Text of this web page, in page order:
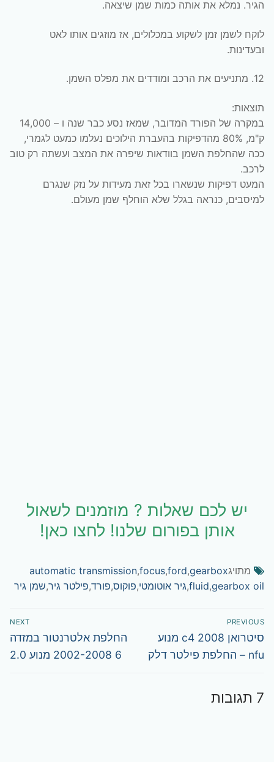
הגיר. נמלא את אותה כמות שמן שיצאה.
לוקח לשמן זמן לשקוע במכלולים, אז מוזגים אותו לאט
ובעדינות.
12. מתניעים את הרכב ומודדים את מפלס השמן.
תוצאות:
במקרה של הפורד המדובר, שמאז נסע כבר שנה ו – 14,000
ק"מ, 80% מהדפיקות בהעברת הילוכים נעלמו כמעט לגמרי,
ככה שהחלפת השמן בוודאות שיפרה את המצב ועשתה רק טוב
לרכב.
המעט דפיקות שנשארו בכל זאת מעידות על נזק שנגרם
למיסבים, כנראה בגלל שלא הוחלף שמן מעולם.
יש לכם שאלות ? מוזמנים לשאול
אותן בפורום שלנו! לחצו כאן!
מתויג automatic transmission,focus,ford,gearbox
fluid,gearbox oil
,גיר אוטומטי,פוקוס,פורד,פילטר גיר,שמן גיר
ניווט
PREVIOUS
Previous
post:
סיטרואן c4 2008 מנוע
nfu – החלפת פילטר דלק
NEXT
Next
post:
החלפת אלטרנטור במזדה
6 2002-2008 מנוע 2.0
7 תגובות